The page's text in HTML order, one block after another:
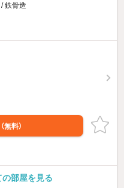
鉄骨造
（無料）
部屋を見る